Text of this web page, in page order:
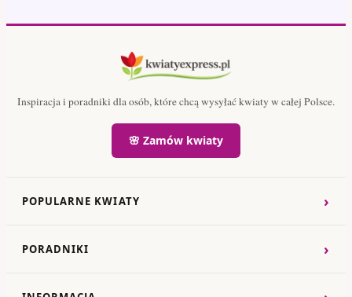
Inspiracja i poradniki dla osób, które chcą wysyłać kwiaty w całej Polsce.
🌸 Zamów kwiaty
POPULARNE KWIATY ›
PORADNIKI ›